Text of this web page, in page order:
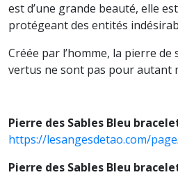
est d’une grande beauté, elle
protégeant des entités
Créée par l’homme, la pierre
vertus ne sont pas pour autant
Pierre des Sables Bleu
https://lesangesdetao.com/
Pierre des Sables Bleu